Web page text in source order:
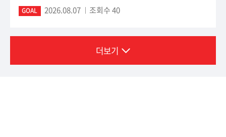
GOAL 2026.08.07 조회수 40
더보기